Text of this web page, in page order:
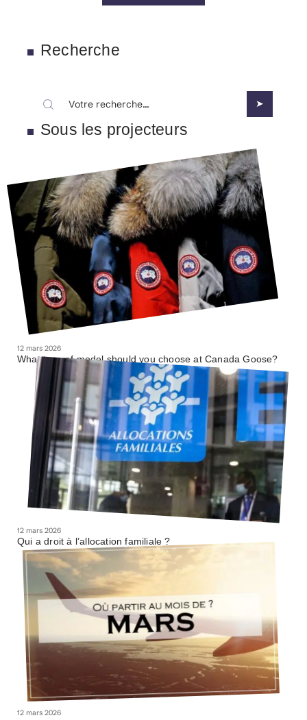
Recherche
Sous les projecteurs
12 mars 2026
What type of model should you choose at Canada Goose?
12 mars 2026
Qui a droit à l’allocation familiale ?
12 mars 2026